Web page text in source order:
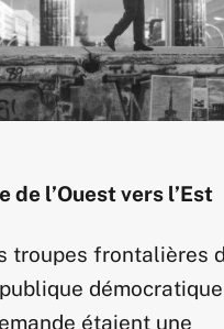
de l’Ouest vers l’Est
troupes frontalières
démocratique
étaient une